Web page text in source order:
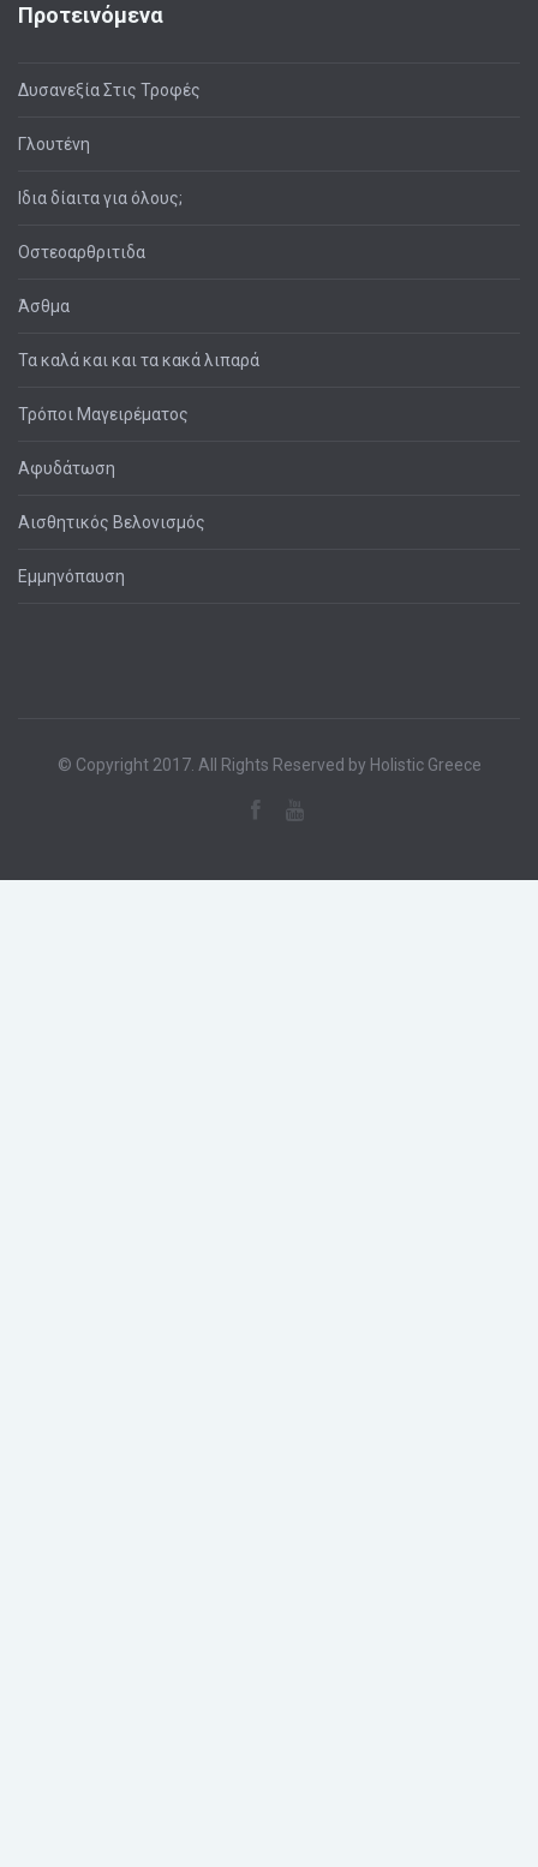
Προτεινόμενα
Δυσανεξία Στις Τροφές
Γλουτένη
Ιδια δίαιτα για όλους;
Οστεοαρθριτιδα
Άσθμα
Τα καλά και και τα κακά λιπαρά
Τρόποι Μαγειρέματος
Αφυδάτωση
Αισθητικός Βελονισμός
Εμμηνόπαυση
© Copyright 2017. All Rights Reserved by Holistic Greece